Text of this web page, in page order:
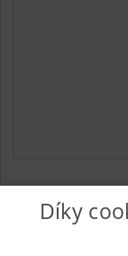
Informace o
Díky